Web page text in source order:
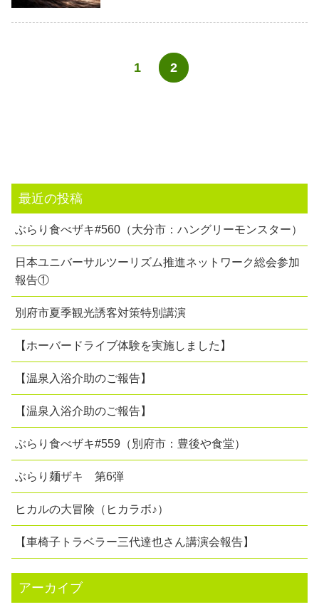
1 2
最近の投稿
ぶらり食べザキ#560（大分市：ハングリーモンスター）
日本ユニバーサルツーリズム推進ネットワーク総会参加
報告①
別府市夏季観光誘客対策特別講演
【ホーバードライブ体験を実施しました】
【温泉入浴介助のご報告】
【温泉入浴介助のご報告】
ぶらり食べザキ#559（別府市：豊後や食堂）
ぶらり麺ザキ 第6弾
ヒカルの大冒険（ヒカラボ♪）
【車椅子トラベラー三代達也さん講演会報告】
アーカイブ